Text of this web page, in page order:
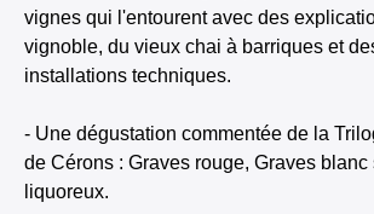
vignes qui l'entourent avec des
vignoble, du vieux chai à barriques et
installations techniques.
- Une dégustation commentée de la
de Cérons : Graves rouge, Graves blanc
liquoreux.